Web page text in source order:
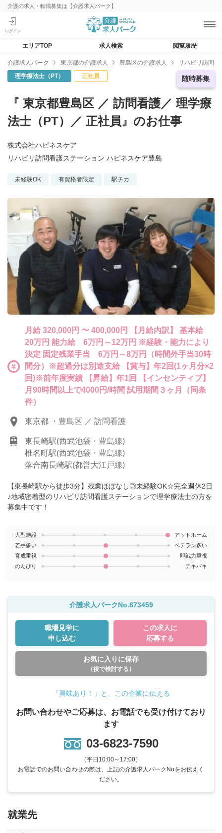
介護の求人・転職募集は【介護求人パーク】
エリアTOP 求人検索 閲覧履歴
介護求人パーク 東京都の介護求人 豊島区の介護求人 リハビリ訪問
急募求人
随時募集
理学療法士（PT） 正社員
『 東京都豊島区 ／ 訪問看護／ 理学療
法士（PT）／ 正社員』のお仕事
株式会社ハピネスケア
リハビリ訪問看護ステーション ハピネスケア豊島
未経験OK 有資格者限定 駅チカ
月給 320,000円 〜 400,000円 【月給内訳】 基本給
20万円 能力給 6万円～12万円 ※経験・能力により
決定 固定残業手当 6万円～8万円（時間外手当30時
間分）※超過分は別途支給 【賞与】年2回(1ヶ月分×2
回)※前年度実績 【昇給】年1回 【インセンティブ】
月90時間以上で4000円/時間 試用期間３ヶ月（同条
件）
東京都 ・豊島区 ／ 訪問看護
東長崎駅(西武池袋・豊島線)
椎名町駅(西武池袋・豊島線)
落合南長崎駅(都営大江戸線)
【東長崎駅から徒歩3分】残業ほぼなし◎未経験OK☆完全週休2日
♪地域密着型のリハビリ訪問看護ステーションで理学療法士の方を
募集中です！
大型施設
アットホーム
若手多い
ベテラン多い
育成重視
即戦力重視
のんびり
テキパキ
介護求人パークNo.873459
職場見学に
申し込む
この求人に
応募する
お気に入りに保存
（後で検討する）
「興味あり！」と、この企業に伝える
お問い合わせやご応募は、お電話でも受け付けており
ます
03-6823-7590
（平日10:00～17:00）
お電話でのお問い合わせの際は、上記の介護求人パークNoをお伝えく
ださい。
就業先